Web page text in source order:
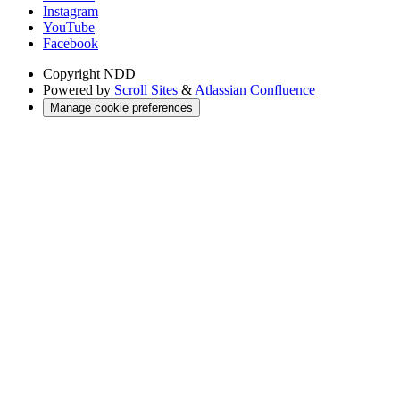
Instagram
YouTube
Facebook
Copyright NDD
Powered by Scroll Sites & Atlassian Confluence
Manage cookie preferences